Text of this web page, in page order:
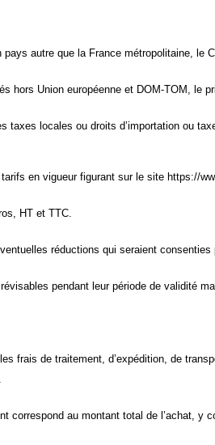
autre que la France métropolitaine, le
hors Union européenne et DOM-TOM, le
taxes locales ou droits d’importation ou
en vigueur figurant sur le site https://
HT et TTC.
réductions qui seraient
pendant leur période de validité
frais de traitement, d’expédition, de
correspond au montant total de l’achat, y